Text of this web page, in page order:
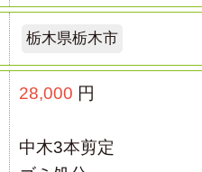
栃木県栃木市
28,000 円
中木3本剪定